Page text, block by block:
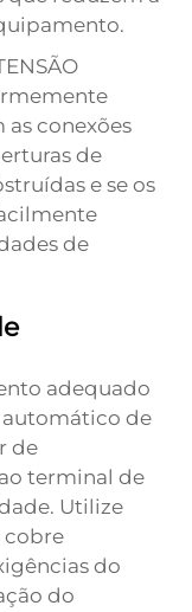
conexões
de
e se os
de
adequado
automático de
de
terminal de
Utilize
cobre
do
do